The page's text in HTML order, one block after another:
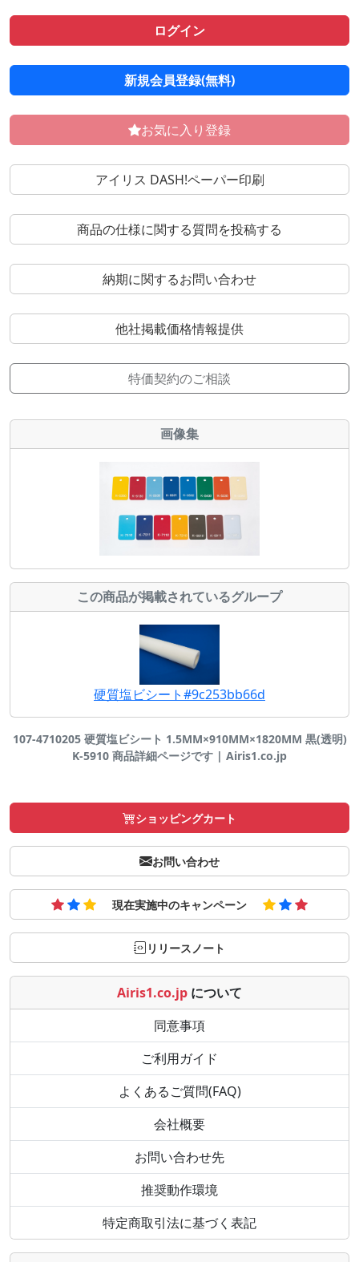
ログイン
新規会員登録(無料)
お気に入り登録
アイリス DASH!ペーパー印刷
商品の仕様に関する質問を投稿する
納期に関するお問い合わせ
他社掲載価格情報提供
特価契約のご相談
画像集
この商品が掲載されているグループ
硬質塩ビシート#9c253bb66d
107-4710205 硬質塩ビシート 1.5MM×910MM×1820MM 黒(透明)
K-5910 商品詳細ページです | Airis1.co.jp
ショッピングカート
お問い合わせ
現在実施中のキャンペーン
リリースノート
Airis1.co.jp について
同意事項
ご利用ガイド
よくあるご質問(FAQ)
会社概要
お問い合わせ先
推奨動作環境
特定商取引法に基づく表記